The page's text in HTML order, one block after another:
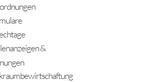
&